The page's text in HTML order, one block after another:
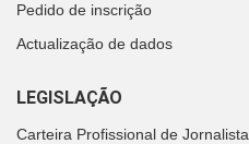
Pedido de inscrição
Actualização de dados
LEGISLAÇÃO
Carteira Profissional de Jornalista